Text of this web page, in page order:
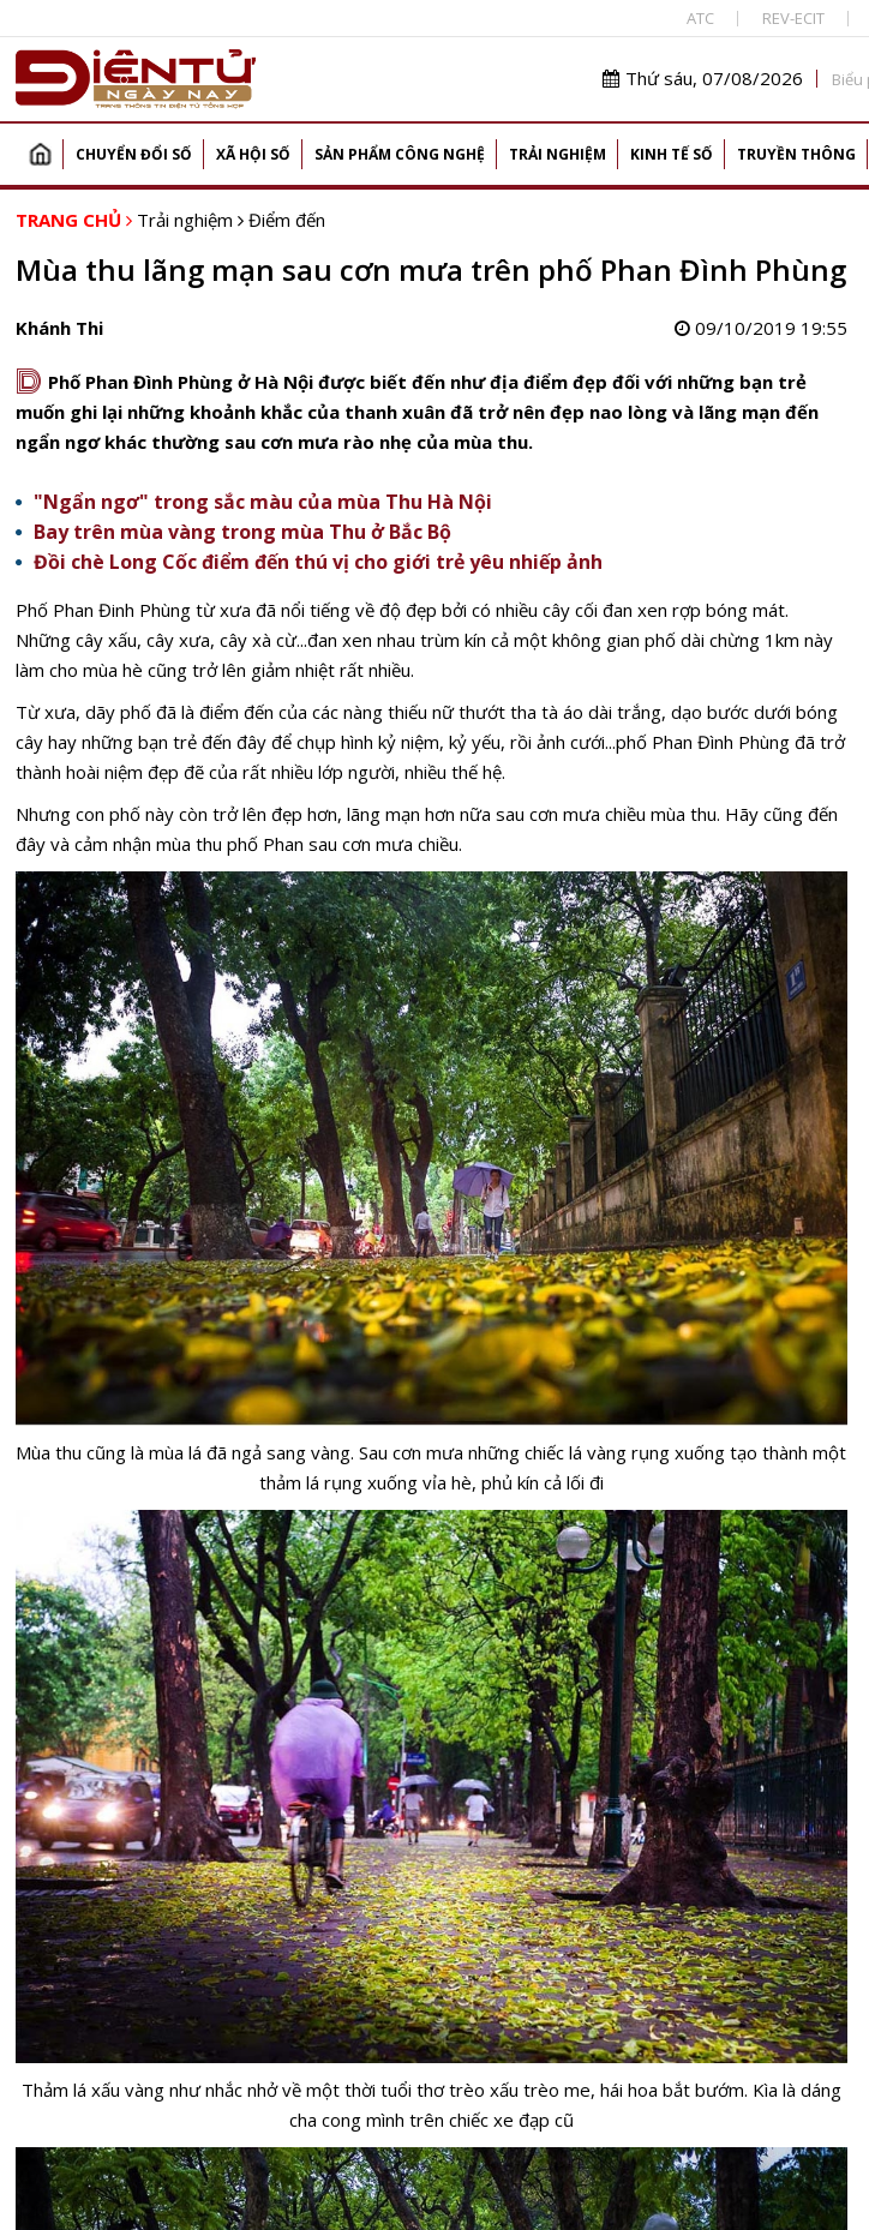
ATC REV-ECIT
Thứ sáu, 07/08/2026
CHUYỂN ĐỔI SỐ XÃ HỘI SỐ SẢN PHẨM CÔNG NGHỆ TRẢI NGHIỆM KINH TẾ SỐ TRUYỀN THÔNG
TRANG CHỦ Trải nghiệm Điểm đến
Mùa thu lãng mạn sau cơn mưa trên phố Phan Đình Phùng
Khánh Thi 09/10/2019 19:55
D Phố Phan Đình Phùng ở Hà Nội được biết đến như địa điểm đẹp đối với những bạn trẻ
muốn ghi lại những khoảnh khắc của thanh xuân đã trở nên đẹp nao lòng và lãng mạn đến
ngẩn ngơ khác thường sau cơn mưa rào nhẹ của mùa thu.
"Ngẩn ngơ" trong sắc màu của mùa Thu Hà Nội
Bay trên mùa vàng trong mùa Thu ở Bắc Bộ
Đồi chè Long Cốc điểm đến thú vị cho giới trẻ yêu nhiếp ảnh
Phố Phan Đinh Phùng từ xưa đã nổi tiếng về độ đẹp bởi có nhiều cây cối đan xen rợp bóng mát.
Những cây xấu, cây xưa, cây xà cừ...đan xen nhau trùm kín cả một không gian phố dài chừng 1km này
làm cho mùa hè cũng trở lên giảm nhiệt rất nhiều.
Từ xưa, dãy phố đã là điểm đến của các nàng thiếu nữ thướt tha tà áo dài trắng, dạo bước dưới bóng
cây hay những bạn trẻ đến đây để chụp hình kỷ niệm, kỷ yếu, rồi ảnh cưới...phố Phan Đình Phùng đã trở
thành hoài niệm đẹp đẽ của rất nhiều lớp người, nhiều thế hệ.
Nhưng con phố này còn trở lên đẹp hơn, lãng mạn hơn nữa sau cơn mưa chiều mùa thu. Hãy cũng đến
đây và cảm nhận mùa thu phố Phan sau cơn mưa chiều.
Mùa thu cũng là mùa lá đã ngả sang vàng. Sau cơn mưa những chiếc lá vàng rụng xuống tạo thành một
thảm lá rụng xuống vỉa hè, phủ kín cả lối đi
Thảm lá xấu vàng như nhắc nhở về một thời tuổi thơ trèo xấu trèo me, hái hoa bắt bướm. Kìa là dáng
cha cong mình trên chiếc xe đạp cũ